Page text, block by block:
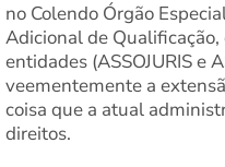
no Colendo Órgão
Adicional de
entidades (ASSOJURIS e
veementemente a
coisa que a atual
direitos.